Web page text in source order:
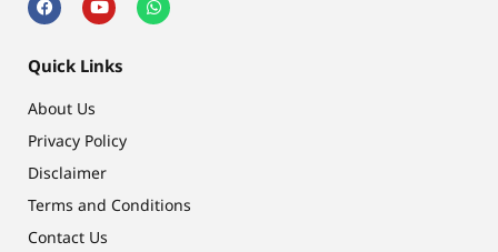
Quick Links
About Us
Privacy Policy
Disclaimer
Terms and Conditions
Contact Us